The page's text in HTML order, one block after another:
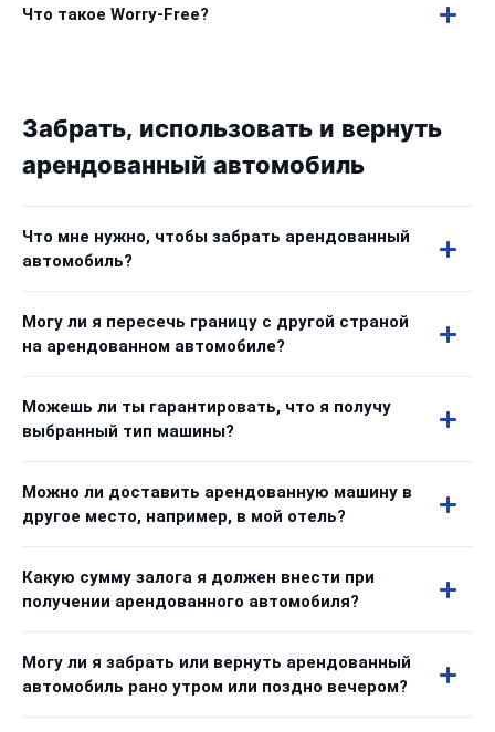
Что такое Worry-Free?
Забрать, использовать и вернуть
арендованный автомобиль
Что мне нужно, чтобы забрать арендованный
автомобиль?
Могу ли я пересечь границу с другой страной
на арендованном автомобиле?
Можешь ли ты гарантировать, что я получу
выбранный тип машины?
Можно ли доставить арендованную машину в
другое место, например, в мой отель?
Какую сумму залога я должен внести при
получении арендованного автомобиля?
Могу ли я забрать или вернуть арендованный
автомобиль рано утром или поздно вечером?